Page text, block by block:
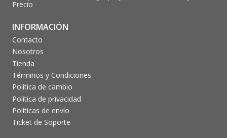
Precio
INFORMACIÓN
Contacto
Nosotros
Tienda
Términos y Condiciones
Política de cambio
Política de privacidad
Políticas de envío
Ticket de Soporte